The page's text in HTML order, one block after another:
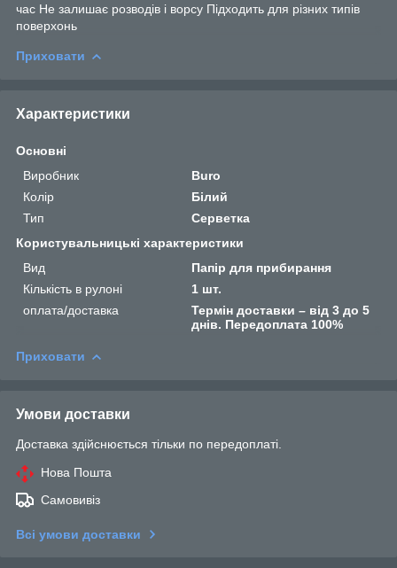
час Не залишає розводів і ворсу Підходить для різних типів
поверхонь
Приховати
Характеристики
Основні
Виробник
Buro
Колір
Білий
Тип
Серветка
Користувальницькі характеристики
Вид
Папір для прибирання
Кількість в рулоні
1 шт.
оплата/доставка
Термін доставки – від 3 до 5
днів. Передоплата 100%
Приховати
Умови доставки
Доставка здійснюється тільки по передоплаті.
Нова Пошта
Самовивіз
Всі умови доставки